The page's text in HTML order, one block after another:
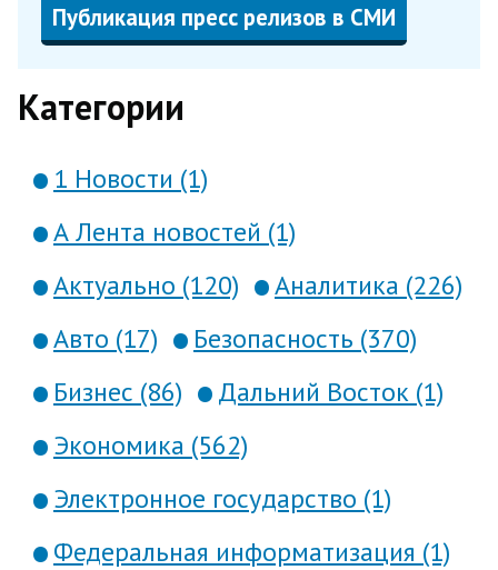
Публикация пресс релизов в СМИ
Категории
1 Новости (1)
А Лента новостей (1)
Актуально (120)
Аналитика (226)
Авто (17)
Безопасность (370)
Бизнес (86)
Дальний Восток (1)
Экономика (562)
Электронное государство (1)
Федеральная информатизация (1)